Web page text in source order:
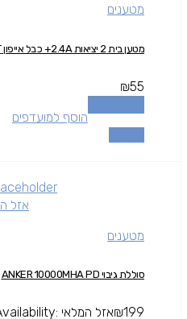
מטענים
מטען בית 2 יציאות 2.4A+ כבל אייפון TARGET
₪55
הוסף למועדפים
אזל
מטענים
סוללת גיבוי ANKER 10000MHA PD
₪199
אזל המלאי